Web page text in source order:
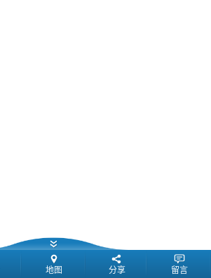
地图 分享 留言